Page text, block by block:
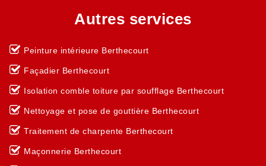
Autres services
Peinture intérieure Berthecourt
Façadier Berthecourt
Isolation comble toiture par soufflage Berthecourt
Nettoyage et pose de gouttière Berthecourt
Traitement de charpente Berthecourt
Maçonnerie Berthecourt